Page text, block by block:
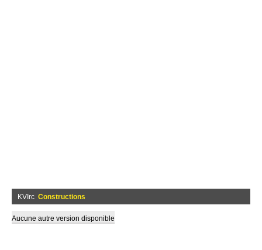
KVIrc Constructions
Aucune autre version disponible